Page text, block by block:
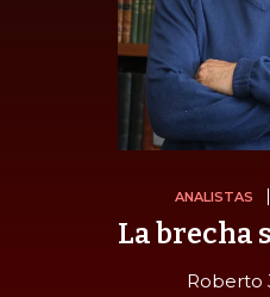
ANALISTAS
La brecha
Roberto